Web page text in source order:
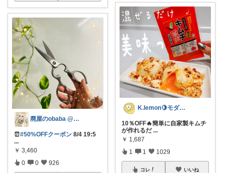
廃屋のobaba @ 感謝🙏ほぼ朝コレ
⏰#50%OFFクーポン 8/4 19:5
...
￥ 3,460
0 0 926
K.lemon🍋モダン+家事楽+🐶
10％OFF🔥簡単に自家製キムチ
が作れるだ ...
￥ 1,687
1 1 1029
コレ いいね